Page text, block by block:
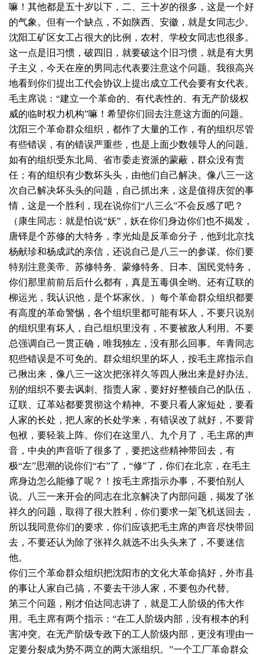
嘛！其他都是五十岁以下，二、三十岁的很多，这是一个好
的气象。但有一个缺点，不如陕西、安徽，就是女同志少。
沈阳工矿区女工占很大的比例，农村、学校女同志也很多。
这一点是旧习惯，破四旧，就要破这个旧习惯，就是有大男
子主义，今天在座的男同志代表要注意这个问题。我很高兴
地看到你们提出工代会协议上提出成立工代会要有女代表。
毛主席说：“建立一个革命的、有代表性的、有无产阶级权
威的临时权力机构”嘛！希望你们回去注意这方面的问题。
沈阳三个革命群众组织，都作了大量的工作，有的组织尽管
有些错误，有的错误严重些，也是上面少数领导人的问题。
如有的组织受东北局、省市委走资派的蒙蔽，群众没有责
任；有的组织有少数坏头头，由他们自己解决。像八三一这
次自己解决坏头头的问题，自己抓出来，这是值得庆贺的事
情，这是一个胜利，现在说你们“八三么”不会反感了吧？
（康生同志：就是怕说“妖”，妖在你们身边你们也不揭发，
唐铎是个苏修的大特务，李光灿是反革命分子，他到北京找
杨献珍和杨成武的亲信，还说自己是八三一的参谋。你们要
特别注意美帝、苏修特务、蒙修特务、日本、国民党特务，
你们那里前前后后什么都有，真是五毒俱全哟。还有辽联的
柳运光，我认识他，是个坏家伙。）每个革命群众组织都要
有高度的革命警惕，各个组织里都可能有坏人，不要只说别
的组织里有坏人，自己组织里没有，不要被敌人利用。不要
总强调自己一贯正确，唯我独左，没有那么回事。年青同志
犯些错误是不可免的。群众组织里的坏人，按毛主席指示自
己揪出来，像八三一这次把张祥久等四人揪出来是好办法。
别的组织不要去讽刺、指责人家，要好好整顿自己的队伍，
辽联、辽革站都要贯彻这个精神。不要只看人家短处，要看
人家的长处，把人家的长处学来，有错误改了就好，不要背
包袱，要轻装上阵。你们在这里八、九个月了，毛主席的声
音，中央的声音听了很多了，要把这些精神带回去，有
极“左”思潮的说你们“右”了，“修”了，你们在北京，在毛主
席身边怎么能修了呢？！按毛主席指示办事，不要怕别人
说。八三一来开会的同志在北京解决了内部问题，揭发了张
祥久的问题，取得了很大胜利，你们要求一架飞机送回去，
所以我同意你们的要求，你们应该把毛主席的声音尽快带回
去，不要还认为除了张祥久就选不出头头来了，不要迷信
他。
你们三个革命群众组织把沈阳市的文化大革命搞好，外市县
的事让人家自己搞，不要去干涉人家，不要包办代替。
第三个问题，刚才伯达同志讲了，就是工人阶级的伟大作
用。毛主席有两个指示：“在工人阶级内部，没有根本的利
害冲突。在无产阶级专政下的工人阶级内部，更没有理由一
定要分裂成为势不两立的两大派组织。”一个工厂革命群众